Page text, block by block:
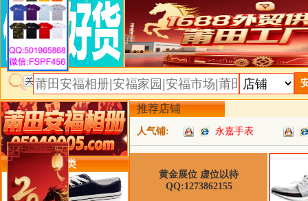
类目详细分类
推荐店铺
人气铺: 永嘉手表
黄金展位 虚位以待
QQ:1273862155